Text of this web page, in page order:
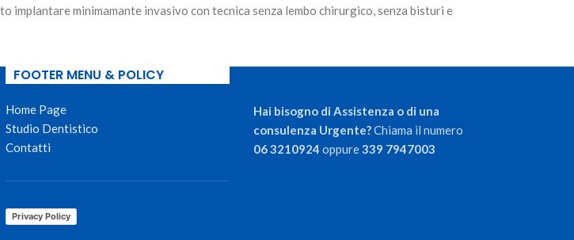
implantare minimamante invasivo con tecnica senza lembo chirurgico,senza bisturi e
FOOTER MENU & POLICY
Home Page
Studio Dentistico
Contatti
Privacy Policy
Hai bisogno di Assistenza o di una
consulenza Urgente?Chiama il numero
06 3210924 oppure339 7947003